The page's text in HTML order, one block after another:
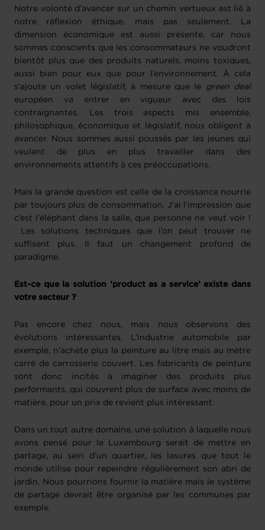
Notre volonté d’avancer sur un chemin vertueux est lié à
notre réflexion éthique, mais pas seulement. La
dimension économique est aussi présente, car nous
sommes conscients que les consommateurs ne voudront
bientôt plus que des produits naturels, moins toxiques,
aussi bien pour eux que pour l’environnement. À cela
s’ajoute un volet législatif, à mesure que le
green deal
européen va entrer en vigueur avec des lois
contraignantes. Les trois aspects mis ensemble,
philosophique, économique et législatif, nous obligent à
avancer. Nous sommes aussi poussés par les jeunes qui
veulent de plus en plus travailler dans des
environnements attentifs à ces préoccupations.
Mais la grande question est celle de la croissance nourrie
par toujours plus de consommation. J’ai l’impression que
c’est l’éléphant dans la salle, que personne ne veut voir !
Les solutions techniques que l’on peut trouver ne
suffisent plus. Il faut un changement profond de
paradigme.
Est-ce que la solution ‘product as a service’ existe dans
votre secteur ?
Pas encore chez nous, mais nous observons des
évolutions intéressantes. L’industrie automobile par
exemple, n’achète plus la peinture au litre mais au mètre
carré de carrosserie couvert. Les fabricants de peinture
sont donc incités à imaginer des produits plus
performants, qui couvrent plus de surface avec moins de
matière, pour un prix de revient plus intéressant.
Dans un tout autre domaine, une solution à laquelle nous
avons pensé pour le Luxembourg serait de mettre en
partage, au sein d’un quartier, les lasures que tout le
monde utilise pour repeindre régulièrement son abri de
jardin. Nous pourrions fournir la matière mais le système
de partage devrait être organisé par les communes par
exemple.